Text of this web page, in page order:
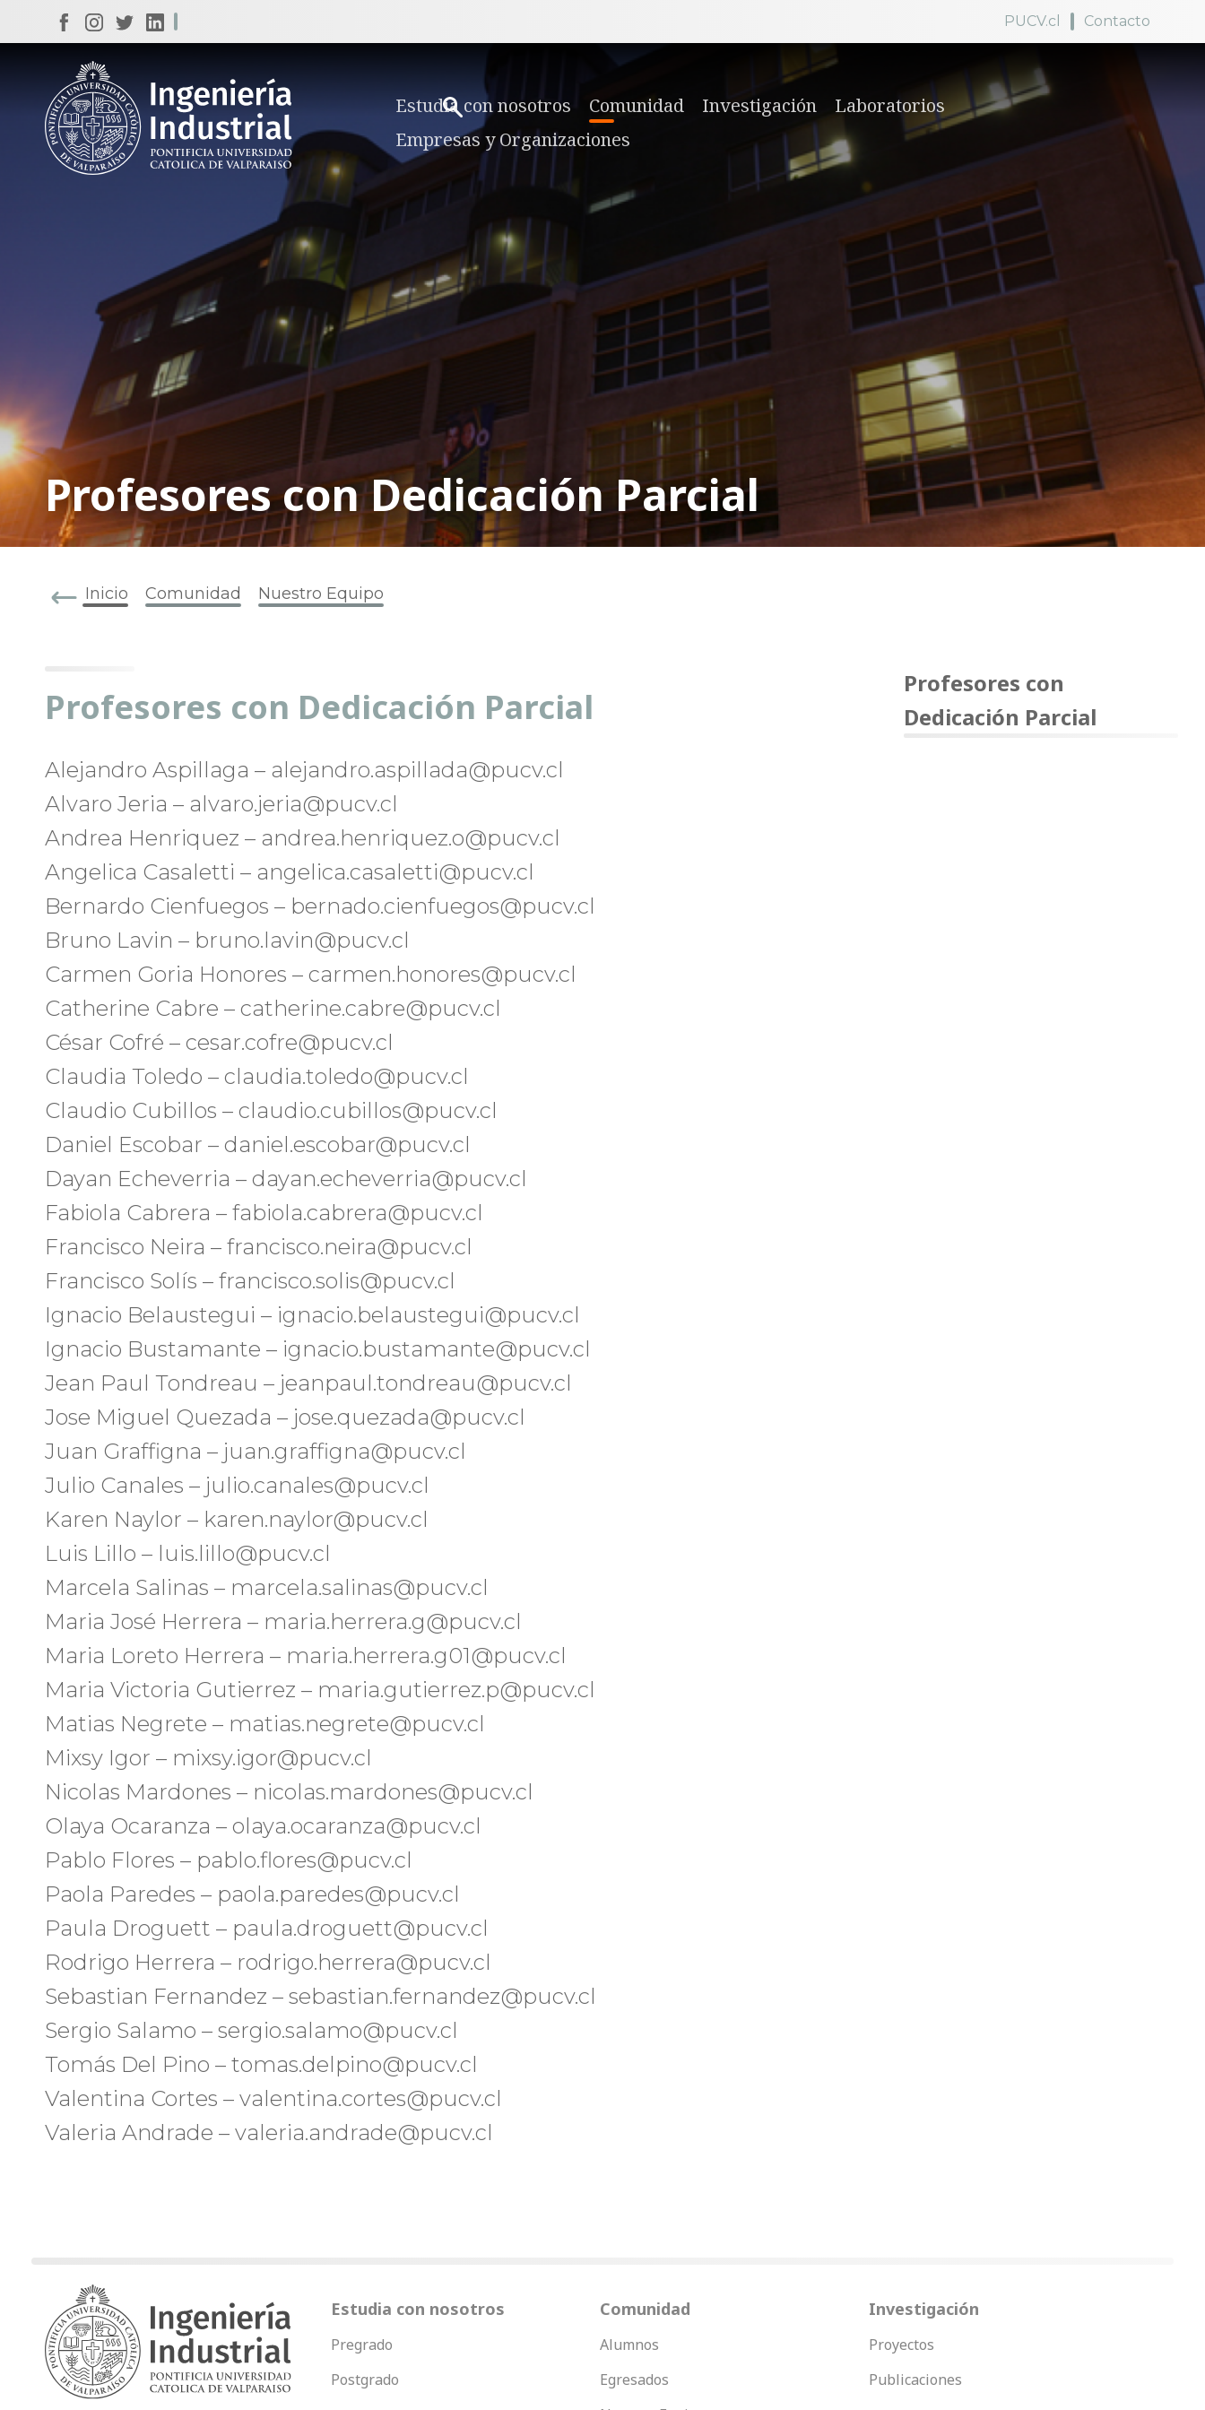
PUCV.cl Contacto
Estudia con nosotros Comunidad Investigación
Laboratorios
Empresas y Organizaciones
Profesores con Dedicación Parcial
Inicio Comunidad Nuestro Equipo
Profesores con
Dedicación Parcial
Profesores con Dedicación Parcial
Alejandro Aspillaga – alejandro.aspillada@pucv.cl
Alvaro Jeria – alvaro.jeria@pucv.cl
Andrea Henriquez – andrea.henriquez.o@pucv.cl
Angelica Casaletti – angelica.casaletti@pucv.cl
Bernardo Cienfuegos – bernado.cienfuegos@pucv.cl
Bruno Lavin – bruno.lavin@pucv.cl
Carmen Goria Honores – carmen.honores@pucv.cl
Catherine Cabre – catherine.cabre@pucv.cl
César Cofré – cesar.cofre@pucv.cl
Claudia Toledo – claudia.toledo@pucv.cl
Claudio Cubillos – claudio.cubillos@pucv.cl
Daniel Escobar – daniel.escobar@pucv.cl
Dayan Echeverria – dayan.echeverria@pucv.cl
Fabiola Cabrera – fabiola.cabrera@pucv.cl
Francisco Neira – francisco.neira@pucv.cl
Francisco Solís – francisco.solis@pucv.cl
Ignacio Belaustegui – ignacio.belaustegui@pucv.cl
Ignacio Bustamante – ignacio.bustamante@pucv.cl
Jean Paul Tondreau – jeanpaul.tondreau@pucv.cl
Jose Miguel Quezada – jose.quezada@pucv.cl
Juan Graffigna – juan.graffigna@pucv.cl
Julio Canales – julio.canales@pucv.cl
Karen Naylor – karen.naylor@pucv.cl
Luis Lillo – luis.lillo@pucv.cl
Marcela Salinas – marcela.salinas@pucv.cl
Maria José Herrera – maria.herrera.g@pucv.cl
Maria Loreto Herrera – maria.herrera.g01@pucv.cl
Maria Victoria Gutierrez – maria.gutierrez.p@pucv.cl
Matias Negrete – matias.negrete@pucv.cl
Mixsy Igor – mixsy.igor@pucv.cl
Nicolas Mardones – nicolas.mardones@pucv.cl
Olaya Ocaranza – olaya.ocaranza@pucv.cl
Pablo Flores – pablo.flores@pucv.cl
Paola Paredes – paola.paredes@pucv.cl
Paula Droguett – paula.droguett@pucv.cl
Rodrigo Herrera – rodrigo.herrera@pucv.cl
Sebastian Fernandez – sebastian.fernandez@pucv.cl
Sergio Salamo – sergio.salamo@pucv.cl
Tomás Del Pino – tomas.delpino@pucv.cl
Valentina Cortes – valentina.cortes@pucv.cl
Valeria Andrade – valeria.andrade@pucv.cl
Estudia con nosotros
Pregrado
Postgrado
Comunidad
Alumnos
Egresados
Investigación
Proyectos
Publicaciones